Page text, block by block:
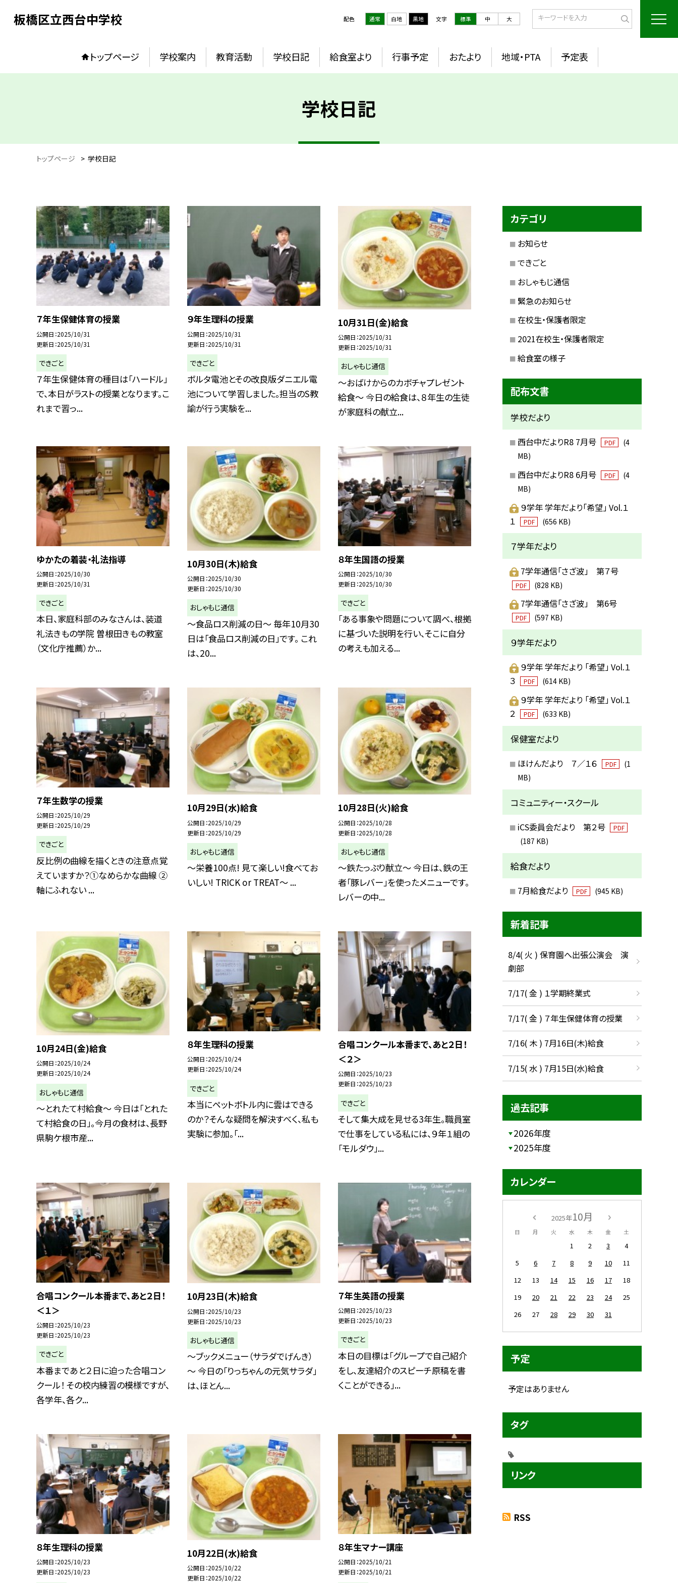
板橋区立西台中学校 配色 通常 白地 黒地 文字 標準 中 大
トップページ 学校案内 教育活動 学校日記 給食室より 行事予定 おたより 地域・PTA 予定表
学校日記
トップページ > 学校日記
７年生保健体育の授業
公開日 2025/10/31
更新日 2025/10/31
できごと
７年生保健体育の種目は「ハードル」
で、本日がラストの授業となります。こ
れまで習っ...
９年生理科の授業
公開日 2025/10/31
更新日 2025/10/31
できごと
ボルタ電池とその改良版ダニエル電
池について学習しました。担当のS教
諭が行う実験を...
10月31日(金)給食
公開日 2025/10/31
更新日 2025/10/31
おしゃもじ通信
～おばけからのカボチャプレゼント
給食～ 今日の給食は、８年生の生徒
が家庭科の献立...
ゆかたの着装・礼法指導
公開日 2025/10/30
更新日 2025/10/31
できごと
本日、家庭科部のみなさんは、装道
礼法きもの学院 曽根田きもの教室
（文化庁推薦）か...
10月30日(木)給食
公開日 2025/10/30
更新日 2025/10/30
おしゃもじ通信
～食品ロス削減の日～ 毎年10月30
日は「食品ロス削減の日」です。 これ
は、20...
８年生国語の授業
公開日 2025/10/30
更新日 2025/10/30
できごと
「ある事象や問題について調べ、根拠
に基づいた説明を行い、そこに自分
の考えも加える...
７年生数学の授業
公開日 2025/10/29
更新日 2025/10/29
できごと
反比例の曲線を描くときの注意点覚
えていますか？①なめらかな曲線 ②
軸にふれない ...
10月29日(水)給食
公開日 2025/10/29
更新日 2025/10/29
おしゃもじ通信
～栄養100点! 見て楽しい!食べてお
いしい! TRICK or TREAT～ ...
10月28日(火)給食
公開日 2025/10/28
更新日 2025/10/28
おしゃもじ通信
～鉄たっぷり献立～ 今日は、鉄の王
者「豚レバー」を使ったメニューです。
レバーの中...
10月24日(金)給食
公開日 2025/10/24
更新日 2025/10/24
おしゃもじ通信
～とれたて村給食～ 今日は「とれた
て村給食の日」。今月の食材は、長野
県駒ケ根市産...
８年生理科の授業
公開日 2025/10/24
更新日 2025/10/24
できごと
本当にペットボトル内に雲はできる
のか？そんな疑問を解決すべく、私も
実験に参加。「...
合唱コンクール本番まで、あと２日！
＜２＞
公開日 2025/10/23
更新日 2025/10/23
できごと
そして集大成を見せる3年生。職員室
で仕事をしている私には、９年１組の
「モルダウ」...
合唱コンクール本番まで、あと２日！
＜１＞
公開日 2025/10/23
更新日 2025/10/23
できごと
本番まであと２日に迫った合唱コン
クール！ その校内練習の模様ですが、
各学年、各ク...
10月23日(木)給食
公開日 2025/10/23
更新日 2025/10/23
おしゃもじ通信
～ブックメニュー（サラダでげんき）
～ 今日の「りっちゃんの元気サラダ」
は、ほとん...
７年生英語の授業
公開日 2025/10/23
更新日 2025/10/23
できごと
本日の目標は「グループで自己紹介
をし、友達紹介のスピーチ原稿を書
くことができる」...
８年生理科の授業
公開日 2025/10/23
更新日 2025/10/23
10月22日(水)給食
公開日 2025/10/22
更新日 2025/10/22
８年生マナー講座
公開日 2025/10/21
更新日 2025/10/21
カテゴリ
お知らせ
できごと
おしゃもじ通信
緊急のお知らせ
在校生・保護者限定
2021在校生・保護者限定
給食室の様子
配布文書
学校だより
西台中だよりR8 7月号 PDF
(4
MB)
西台中だよりR8 6月号 PDF
(4
MB)
９学年 学年だより「希望」 Vol.１
１
PDF (656 KB)
７学年だより
7学年通信「さざ波」 第７号
PDF (828 KB)
7学年通信「さざ波」 第6号
PDF (597 KB)
９学年だより
９学年 学年だより 「希望」 Vol.１
３
PDF (614 KB)
９学年 学年だより 「希望」 Vol.１
２
PDF (633 KB)
保健室だより
ほけんだより ７／１６ PDF
(1
MB)
コミュニティー・スクール
iCS委員会だより 第２号 PDF
(187 KB)
給食だより
7月給食だより PDF (945 KB)
新着記事
8/4( 火 ) 保育園へ出張公演会 演
劇部
7/17( 金 ) １学期終業式
7/17( 金 ) ７年生保健体育の授業
7/16( 木 ) 7月16日(木)給食
7/15( 水 ) 7月15日(水)給食
過去記事
2026年度
2025年度
カレンダー
2025年10月
日 月 火 水 木 金 土
1 2 3
4
5
6 7 8 9 10
11
12
13 14 15 16 17
18
19
20 21 22 23 24
25
26
27 28 29 30 31
予定
予定はありません
タグ
リンク
RSS